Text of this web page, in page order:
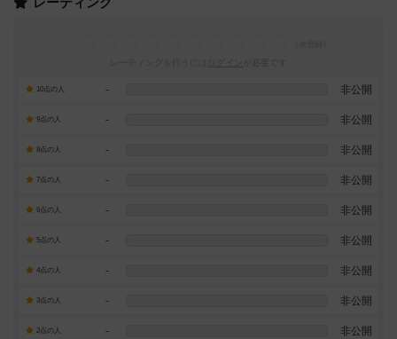
10点の人 - 非公開
9点の人 - 非公開
8点の人 - 非公開
7点の人 - 非公開
6点の人 - 非公開
5点の人 - 非公開
4点の人 - 非公開
3点の人 - 非公開
2点の人 - 非公開